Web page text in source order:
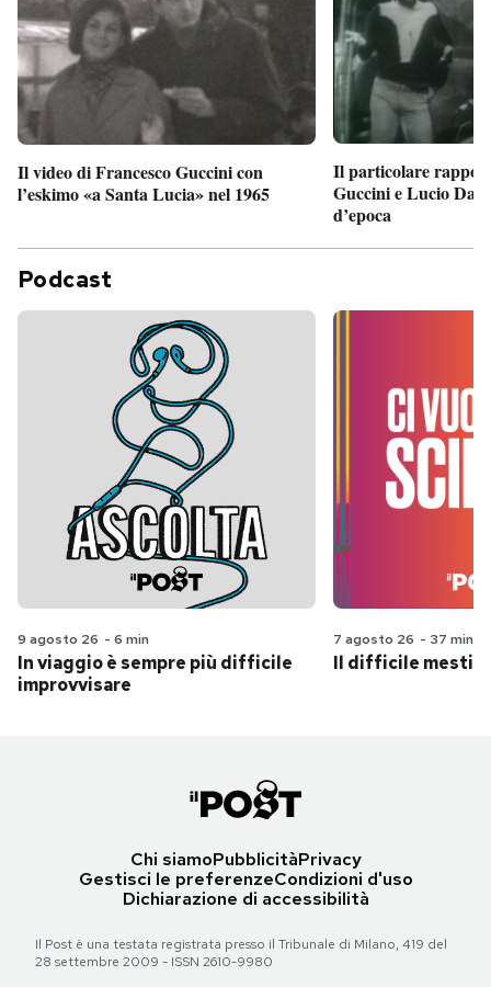
Il video di Francesco Guccini con
l’eskimo «a Santa Lucia» nel 1965
Il particolare
Guccini e Lucio
d’epoca
Podcast
9 agosto 26 - 6 min
In viaggio è sempre più difficile
improvvisare
7 agosto 26 - 37 min
Il difficile
Chi siamoPubblicitàPrivacy
Gestisci le preferenzeCondizioni d'uso
Dichiarazione di accessibilità
Il Post è una testata registrata presso il Tribunale di Milano, 419 del
28 settembre 2009 - ISSN 2610-9980